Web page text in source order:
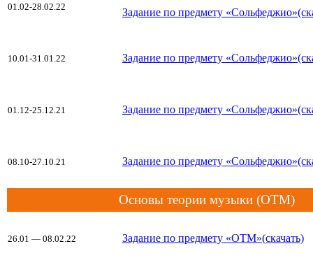
01.02-28.02.22
Задание по предмету
10.01-31.01.22 Задание по предмету
01.12-25.12.21 Задание по предмету
08.10-27.10.21 Задание по предмету
Основы теории музыки (ОТМ)
26.01 — 08.02.22 Задание по предмету «ОТМ»(скачать)